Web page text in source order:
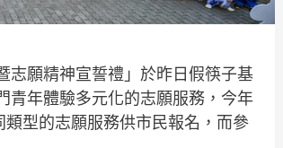
志願精神宣誓禮」於昨日假筷子基
青年體驗多元化的志願服務，今年
型的志願服務供市民報名，而參